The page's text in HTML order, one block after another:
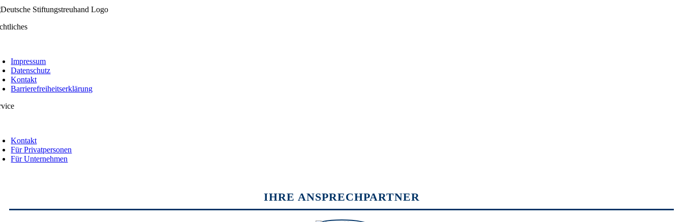
Impressum
Datenschutz
Kontakt
Barrierefreiheitserklärung
Kontakt
Für Privatpersonen
Für Unternehmen
IHRE ANSPRECHPARTNER